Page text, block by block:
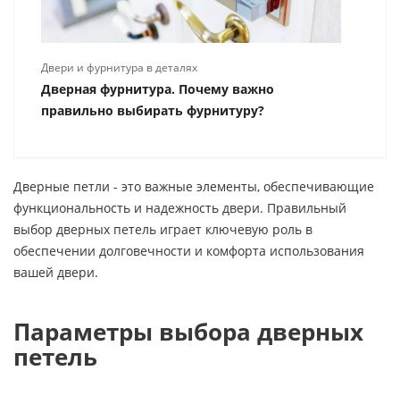
Двери и фурнитура в деталях
Дверная фурнитура. Почему важно
правильно выбирать фурнитуру?
Дверные петли - это важные элементы, обеспечивающие
функциональность и надежность двери. Правильный
выбор дверных петель играет ключевую роль в
обеспечении долговечности и комфорта использования
вашей двери.
Параметры выбора дверных
петель